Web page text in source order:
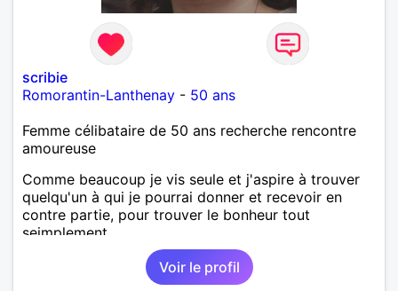
scribie
Romorantin-Lanthenay - 50 ans
Femme célibataire de 50 ans recherche rencontre
amoureuse
Comme beaucoup je vis seule et j'aspire à trouver
quelqu'un à qui je pourrai donner et recevoir en
contre partie, pour trouver le bonheur tout
seimplement.
Voir le profil